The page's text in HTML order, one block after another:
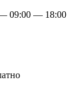
09:00 — 18:00